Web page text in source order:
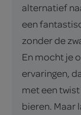
alternatief
een
zonder de
En mocht je
ervaringen,
met een
bieren. Maar